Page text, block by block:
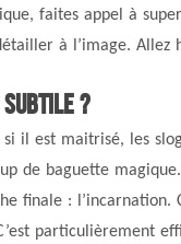
faites appel à
à l’image. Allez
subtile ?
si il est maitrisé, les
de baguette
finale : l’incarnation.
particulièrement